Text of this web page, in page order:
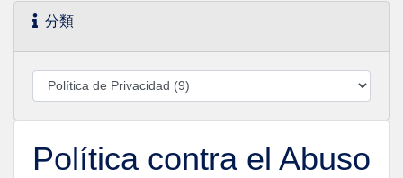
分類
Política contra el Abuso